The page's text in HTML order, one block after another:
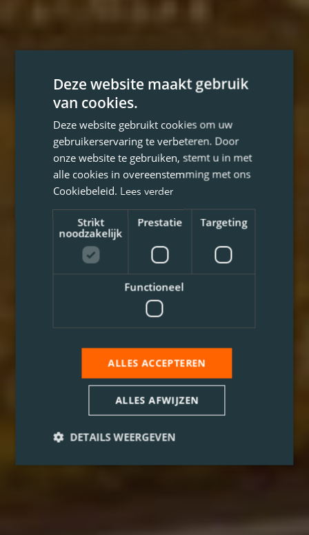
Deze website maakt gebruik
van cookies.
Deze website gebruikt cookies om uw
gebruikerservaring te verbeteren. Door
onze website te gebruiken, stemt u in met
alle cookies in overeenstemming met ons
Cookiebeleid. Lees verder
Strikt
noodzakelijk
Prestatie Targeting
Functioneel
ALLES ACCEPTEREN
ALLES AFWIJZEN
DETAILS WEERGEVEN